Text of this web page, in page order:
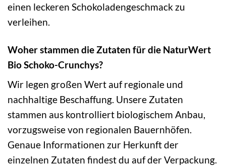
einen leckeren Schokoladengeschmack zu
verleihen.
Woher stammen die Zutaten für die NaturWert
Bio Schoko-Crunchys?
Wir legen großen Wert auf regionale und
nachhaltige Beschaffung. Unsere Zutaten
stammen aus kontrolliert biologischem Anbau,
vorzugsweise von regionalen Bauernhöfen.
Genaue Informationen zur Herkunft der
einzelnen Zutaten findest du auf der Verpackung.